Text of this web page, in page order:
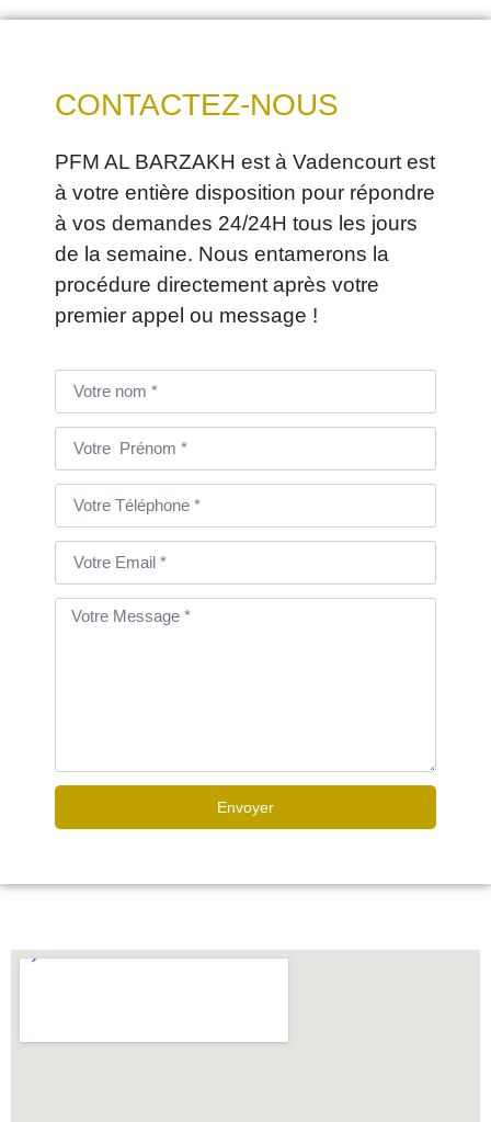
CONTACTEZ-NOUS
PFM AL BARZAKH est à Vadencourt est
à votre entière disposition pour répondre
à vos demandes 24/24H tous les jours
de la semaine. Nous entamerons la
procédure directement après votre
premier appel ou message !
Envoyer